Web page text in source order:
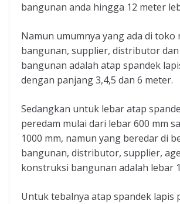
bangunan anda hingga 12 meter
Namun umumnya yang ada di toko
bangunan, supplier, distributor
bangunan adalah atap spandek
dengan panjang 3,4,5 dan 6 meter.
Sedangkan untuk lebar atap
peredam mulai dari lebar 600 mm
1000 mm, namun yang beredar di
bangunan, distributor, supplier,
konstruksi bangunan adalah lebar
Untuk tebalnya atap spandek lapis